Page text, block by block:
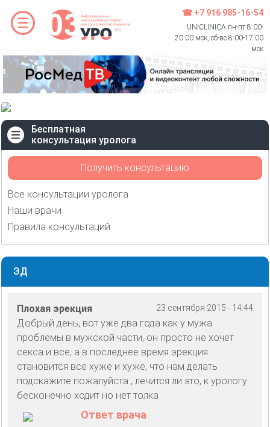
☎ +7 916 985-16-54
UNICLINICA пн-пт 8:00-
20:00 мск, сб-вс 8:00-17:00
мск
Бесплатная
консультация уролога
Получить консультацию
Все консультации уролога
Наши врачи
Правила консультаций
ЭД
23 сентября 2015 - 14:44
Плохая эрекция
Добрый день, вот уже два года как у мужа
проблемы в мужской части, он просто не хочет
секса и все, а в последнее время эрекция
становится все хуже и хуже, что нам делать
подскажите пожалуйста , лечится ли это, к урологу
бесконечно ходит но нет толка
Ответ врача